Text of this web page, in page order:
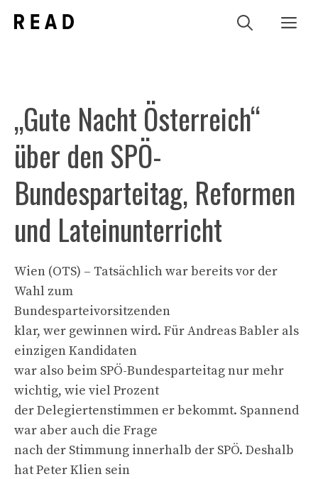
Inhalt
„Gute Nacht Österreich“
über den SPÖ-
Bundesparteitag, Reformen
und Lateinunterricht
Wien (OTS) – Tatsächlich war bereits vor der
Wahl zum
Bundesparteivorsitzenden
klar, wer gewinnen wird. Für Andreas Babler als
einzigen Kandidaten
war also beim SPÖ-Bundesparteitag nur mehr
wichtig, wie viel Prozent
der Delegiertenstimmen er bekommt. Spannend
war aber auch die Frage
nach der Stimmung innerhalb der SPÖ. Deshalb
hat Peter Klien sein